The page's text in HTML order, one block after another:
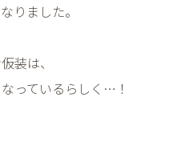
りました。
装は、
っているらしく…！